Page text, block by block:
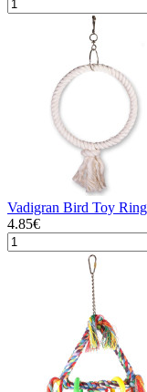
Vadigran Bird Toy Ring
4.85€